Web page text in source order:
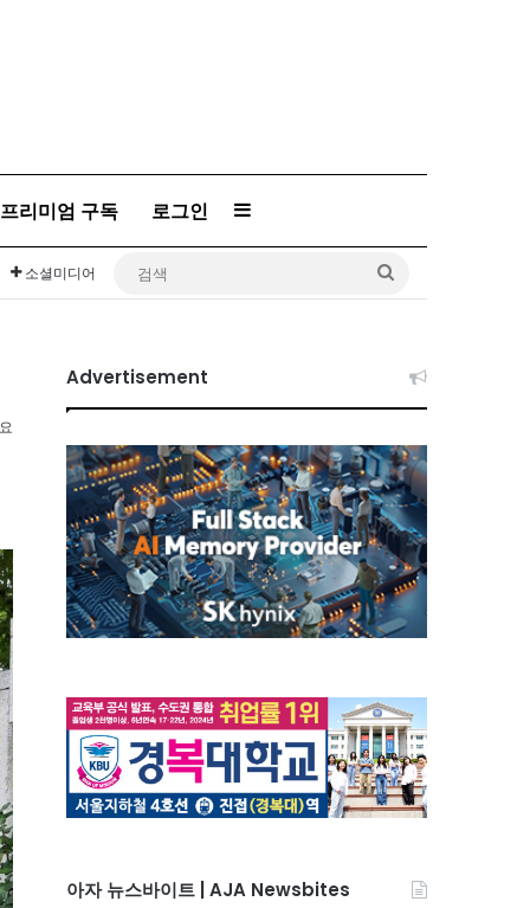
프리미엄 구독 로그인 Sidebar
소셜미디어
Advertisement
아자 뉴스바이트 | AJA Newsbites